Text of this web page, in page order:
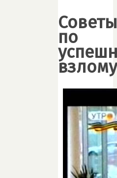
Советы
по
взлому